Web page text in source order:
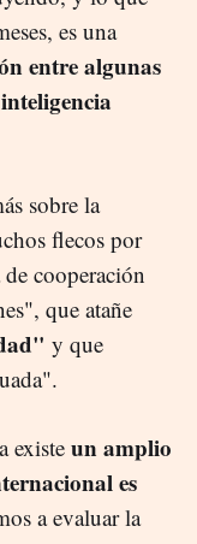
es una
entre algunas
sobre la
flecos por
cooperación
que atañe
y que
existeun amplio
es
a evaluar la